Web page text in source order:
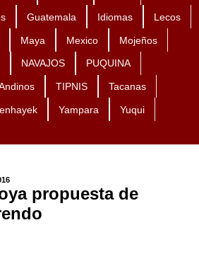
Guatemala Idiomas Lecos
Maya Mexico Mojeños
NAVAJOS PUQUINA
TIPNIS Tacanas
Yampara Yuqui
propuesta de